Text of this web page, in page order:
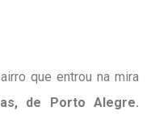
que entrou na mira
de Porto Alegre.